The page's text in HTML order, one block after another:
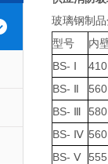
玻璃钢制
型号
内
BS- Ⅰ
BS- Ⅱ
BS- Ⅲ
BS- Ⅳ
BS- Ⅴ